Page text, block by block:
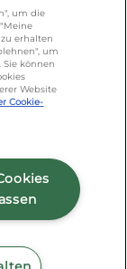
Tel: +49
um die
erhalten
um
Sie können
Website
Cookie-